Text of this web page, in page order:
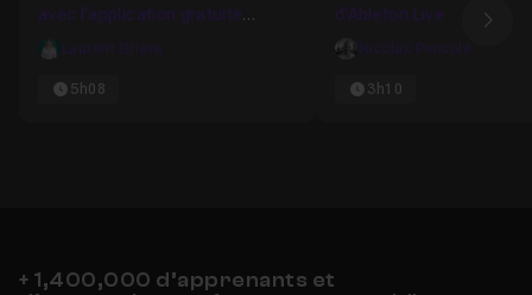
avec l'application gratuite
Garageband d'Apple
Laurent Briere
5h08
d'Ableton Live
Nicolas Pencolé
3h10
+ 1,400,000 d’apprenants et